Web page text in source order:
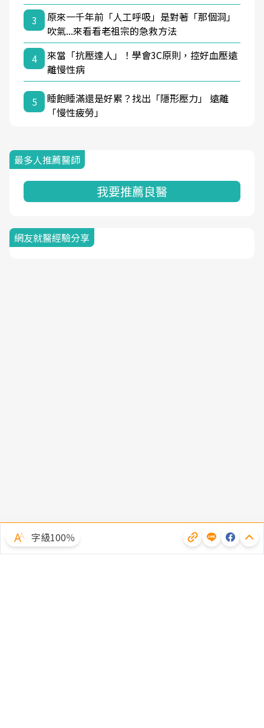
3
原來一千年前「人工呼吸」是對著「那個洞」
吹氣...來看看老祖宗的急救方法
4
來當「抗壓達人」！學會3C原則，控好血壓遠
離慢性病
5
睡飽睡滿還是好累？找出「隱形壓力」 遠離
「慢性疲勞」
最多人推薦醫師
我要推薦良醫
網友就醫經驗分享
字級100％